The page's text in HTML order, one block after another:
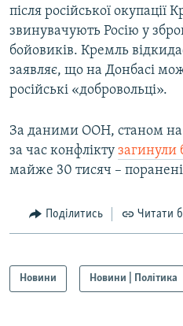
після російської окупації
звинувачують Росію у
бойовиків. Кремль
заявляє, що на Донбасі
російські «добровольці».
За даними ООН, станом на
за час конфлікту загинули
майже 30 тисяч –
Поділитись Читати
Новини Новини | Політика